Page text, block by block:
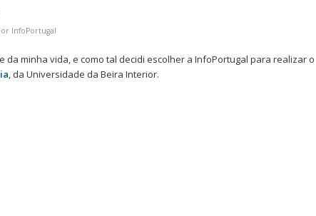
InfoPortugal
da minha vida, e como tal decidi escolher a InfoPortugal para realizar o
, da Universidade da Beira Interior.